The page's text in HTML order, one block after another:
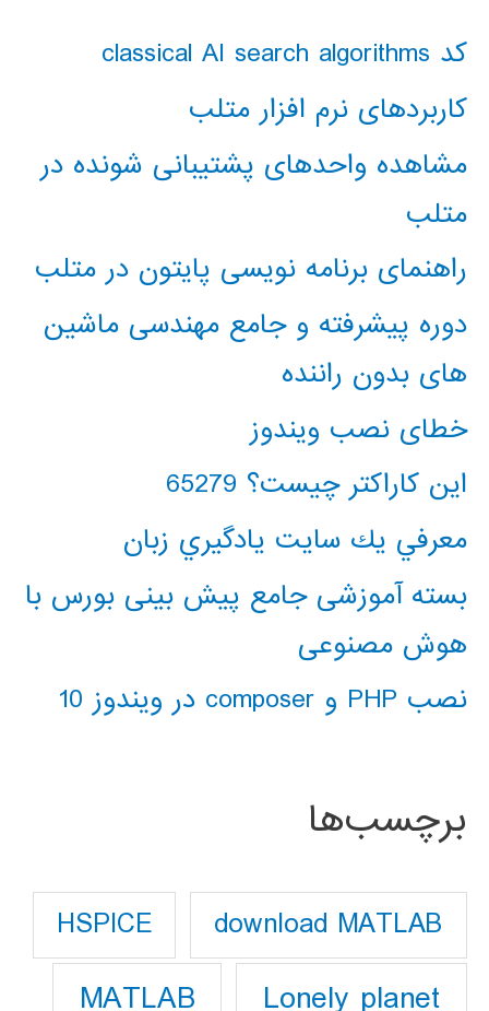
کد classical AI search algorithms
کاربردهای نرم افزار متلب
مشاهده واحدهای پشتیبانی شونده در
متلب
راهنمای برنامه نویسی پایتون در متلب
دوره پیشرفته و جامع مهندسی ماشین
های بدون راننده
خطای نصب ویندوز
این کاراکتر چیست؟ 65279
معرفي يك سايت يادگيري زبان
بسته آموزشی جامع پیش بینی بورس با
هوش مصنوعی
نصب PHP و composer در ویندوز 10
برچسب‌ها
download MATLAB
HSPICE
Lonely planet
MATLAB